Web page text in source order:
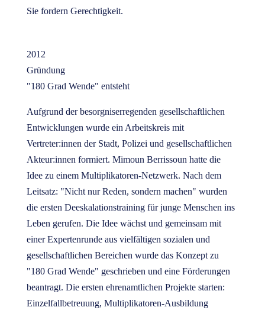
Sie fordern Gerechtigkeit.
2012
Gründung
"180 Grad Wende" entsteht
Aufgrund der besorgniserregenden gesellschaftlichen
Entwicklungen wurde ein Arbeitskreis mit
Vertreter:innen der Stadt, Polizei und gesellschaftlichen
Akteur:innen formiert. Mimoun Berrissoun hatte die
Idee zu einem Multiplikatoren-Netzwerk. Nach dem
Leitsatz: "Nicht nur Reden, sondern machen" wurden
die ersten Deeskalationstraining für junge Menschen ins
Leben gerufen. Die Idee wächst und gemeinsam mit
einer Expertenrunde aus vielfältigen sozialen und
gesellschaftlichen Bereichen wurde das Konzept zu
"180 Grad Wende" geschrieben und eine Förderungen
beantragt. Die ersten ehrenamtlichen Projekte starten:
Einzelfallbetreuung, Multiplikatoren-Ausbildung